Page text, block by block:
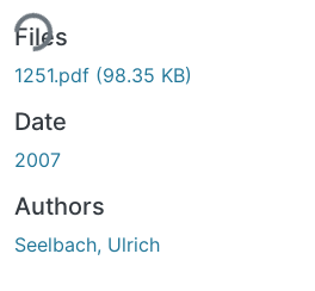
Files
1251.pdf (98.35 KB)
Date
2007
Authors
Seelbach, Ulrich